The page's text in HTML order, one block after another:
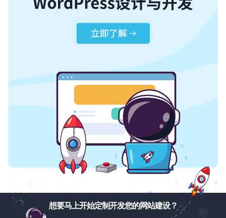
想要马上开始定制开发您的网站建设？